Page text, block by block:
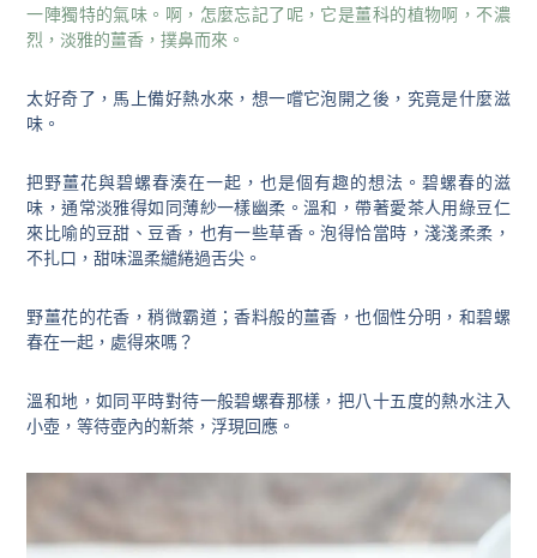
一陣獨特的氣味。啊，怎麼忘記了呢，它是薑科的植物啊，不濃
烈，淡雅的薑香，撲鼻而來。
太好奇了，馬上備好熱水來，想一嚐它泡開之後，究竟是什麼滋
味。
把野薑花與碧螺春湊在一起，也是個有趣的想法。碧螺春的滋
味，通常淡雅得如同薄紗一樣幽柔。溫和，帶著愛茶人用綠豆仁
來比喻的豆甜、豆香，也有一些草香。泡得恰當時，淺淺柔柔，
不扎口，甜味溫柔繾綣過舌尖。
野薑花的花香，稍微霸道；香料般的薑香，也個性分明，和碧螺
春在一起，處得來嗎？
溫和地，如同平時對待一般碧螺春那樣，把八十五度的熱水注入
小壺，等待壺內的新茶，浮現回應。